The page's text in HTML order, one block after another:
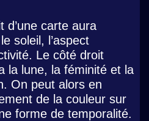
d’une carte aura
soleil, l’aspect
Le côté droit
la lune, la féminité et la
On peut alors en
de la couleur sur
forme de temporalité.